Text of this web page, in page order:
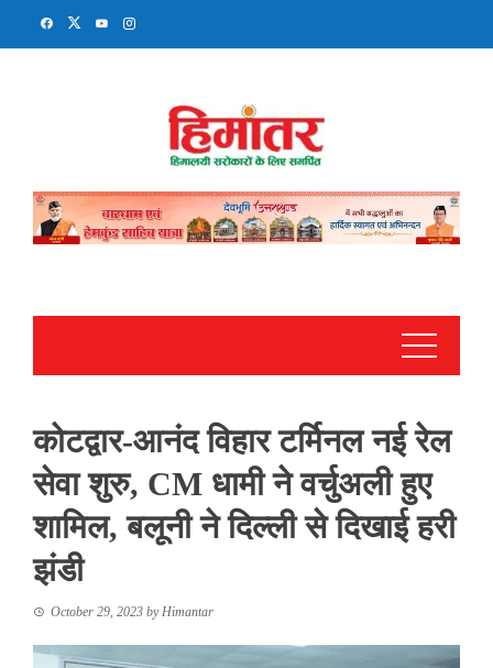
कोटद्वार-आनंद विहार टर्मिनल नई रेल
सेवा शुरु, CM धामी ने वर्चुअली हुए
शामिल, बलूनी ने दिल्ली से दिखाई हरी
झंडी
October 29, 2023 byHimantar